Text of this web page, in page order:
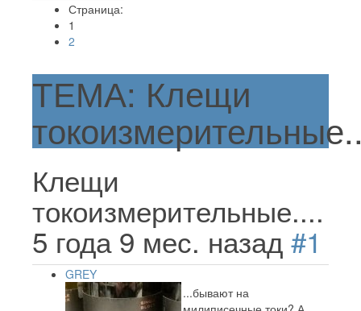
Страница:
1
2
ТЕМА: Клещи
Клещи
токоизмерительные....
5 года 9 мес. назад #1
GREY
...бывают на